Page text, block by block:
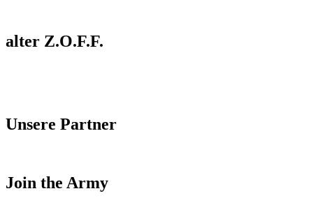
alter Z.O.F.F.
Unsere Partner
Join the Army